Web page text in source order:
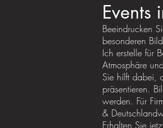
Beeindrucken
besonderen
Ich erstelle für
Atmosphäre
Sie hilft dabei,
präsentieren.
werden. Für
&
Erhalten Sie
Events